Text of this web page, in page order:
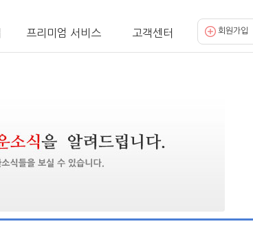
프리미엄 서비스 고객센터 회원가입